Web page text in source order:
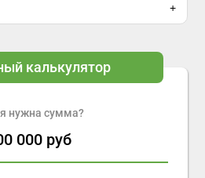
калькулятор
нужна сумма?
000 руб